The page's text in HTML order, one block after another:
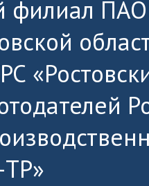
филиал